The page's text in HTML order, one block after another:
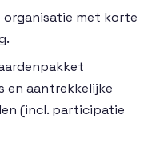
organisatie met korte
en aantrekkelijke
(incl. participatie